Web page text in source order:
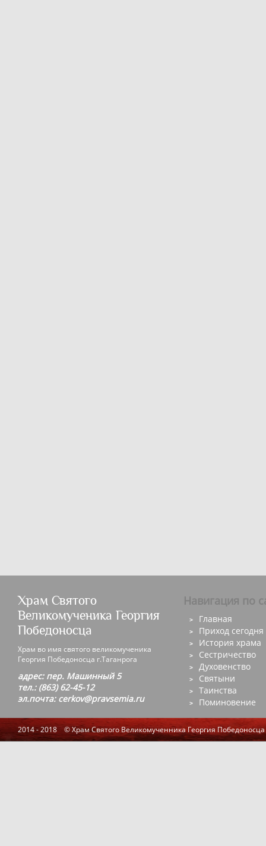
Храм Святого
Великомученика Георгия
Победоносца
Храм во имя святого великомученика
Георгия Победоносца г.Таганрога
адрес: пер. Машинный 5
тел.: (863) 62-45-12
эл.почта: cerkov@pravsemia.ru
Навигация по
Главная
Приход сегодня
История храма
Сестричество
Духовенство
Святыни
Таинства
Поминовение
2014 - 2018 © Храм Святого Великомученника Георгия Победоносца